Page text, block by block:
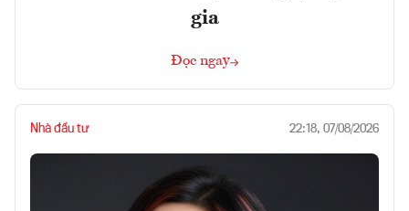
gia
Đọc ngay
Nhà đầu tư 22:18, 07/08/2026